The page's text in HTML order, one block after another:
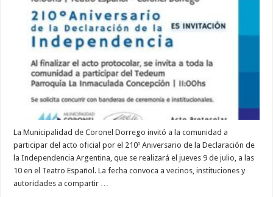
La Municipalidad de Coronel Dorrego invitó a la comunidad a
participar del acto oficial por el 210º Aniversario de la Declaración de
la Independencia Argentina, que se realizará el jueves 9 de julio, a las
10 en el Teatro Español. La fecha convoca a vecinos, instituciones y
autoridades a compartir …